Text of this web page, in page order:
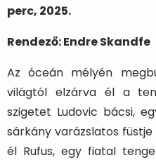
perc, 2025.
Rendező: Endre Skandfe
Az óceán mélyén
világtól elzárva él a
szigetet Ludovic bácsi,
sárkány varázslatos
él Rufus, egy fiatal